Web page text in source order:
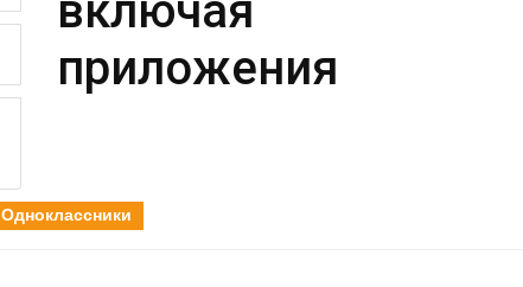
включая
приложения
Одноклассники